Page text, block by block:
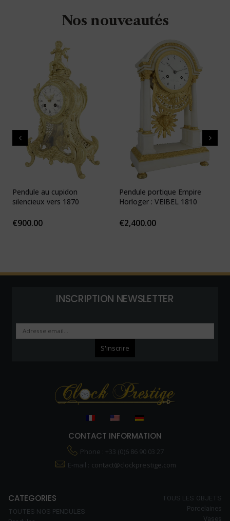
Nos nouveautés
Pendule au cupidon
silencieux vers 1870
€900.00
Pendule portique Empire
Horloger : VEIBEL 1810
€2,400.00
INSCRIPTION NEWSLETTER
CONTACT INFORMATION
Phone : +33 (0)6 86 90 03 27
E-mail : contact@clockprestige.com
CATEGORIES
TOUTES NOS PENDULES
TOUS LES OBJETS
Porcelaines
Vases